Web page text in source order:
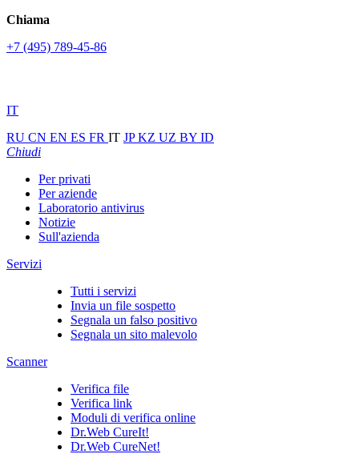
Chiama
+7 (495) 789-45-86
IT
RU CN EN ES FR IT JPKZ UZ BY ID
Chiudi
Per privati
Per aziende
Laboratorio antivirus
Notizie
Sull'azienda
Servizi
Tutti i servizi
Invia un file sospetto
Segnala un falso positivo
Segnala un sito malevolo
Scanner
Verifica file
Verifica link
Moduli di verifica online
Dr.Web CureIt!
Dr.Web CureNet!